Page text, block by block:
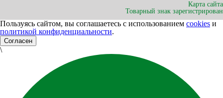
Карта сайта
Товарный знак зарегистрирован
Пользуясь сайтом, вы соглашаетесь с использованием cookies и
политикой конфиденциальности.
Согласен
\